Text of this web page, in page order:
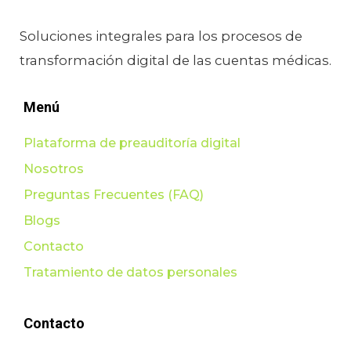
Soluciones integrales para los procesos de
transformación digital de las cuentas médicas.
Menú
Plataforma de preauditoría digital
Nosotros
Preguntas Frecuentes (FAQ)
Blogs
Contacto
Tratamiento de datos personales
Contacto